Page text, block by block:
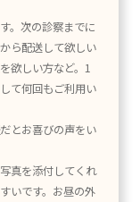
。次の診察までに
ら配送して欲しい
欲しい方など。1
て何回もご利用い
とお喜びの声をい
真を添付してくれ
いです。お昼の外